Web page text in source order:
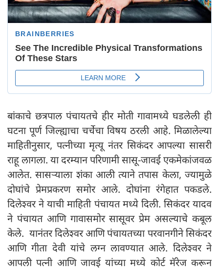
बांकाचे छत्रपाल पंचायतचे हीर मोती गावामध्ये घडलेली ही
घटना पूर्ण जिल्ह्याचा चर्चेचा विषय ठरली आहे. मिळालेल्या
माहितीनुसार, पत्नीच्या मृत्यू नंतर सिकंदर आपल्या सासरी
राहू लागला. या दरम्यान परिणामी सासू-जावई एकमेकांजवळ
आलेत. सासऱ्याला शंका आली त्याने तपास केला, ज्यामुळे
दोघांचे प्रेमप्रकरण समोर आले. दोघांना रंगेहात पकडले.
दिलेश्वर ने याची माहिती पंचायत मध्ये दिली. सिकंदर यादव
ने पंचायत आणि गावासमोर सासूवर प्रेम असल्याचे कबूल
केले. यानंतर दिलेश्वर आणि पंचायतच्या परवानगीने सिकंदर
आणि गीता देवी यांचे लग्न लावण्यात आले. दिलेश्वर ने
आपली पत्नी आणि जावई यांच्या मध्ये कोर्ट मॅरेज करून